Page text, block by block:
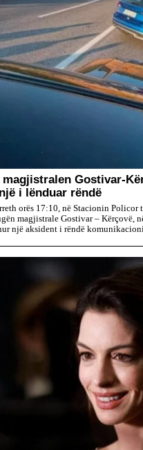
magjistralen Gostivar-
i lënduar rëndë
orës 17:10, në Stacionin Policor
magjistrale Gostivar – Kërçovë,
një aksident i rëndë